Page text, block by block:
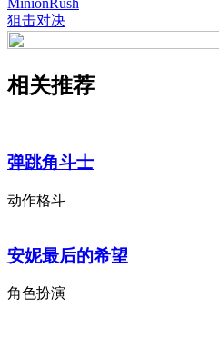
狙击对决
相关推荐
弹跳角斗士
动作格斗
安妮最后的希望
角色扮演